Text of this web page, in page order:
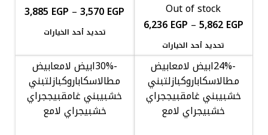
Out of stock
5,862EGP
–
6,236EGP
تحديد أحد الخيارات
3,570EGP
–
3,885 EGP
تحديد أحد الخيارات
-24% ابيض لامعابيض
مطالاسكاباروكبازلتبني
خشبيبني غامقبيججراي
خشبيجراي لامع
-30% ابيض لامعابيض
مطالاسكاباروكبازلتبني
خشبيبني غامقبيججراي
خشبيجراي لامع